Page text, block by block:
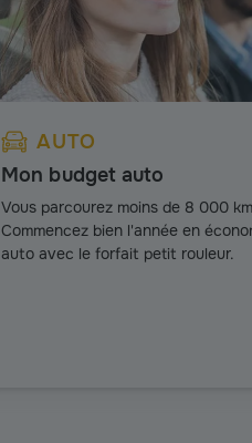
AUTO
Mon budget auto
Vous parcourez moins de 8 000
Commencez bien l'année en
auto avec le forfait petit rouleur.